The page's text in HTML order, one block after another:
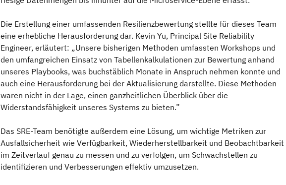
Die Erstellung einer umfassenden Resilienzbewertung stellte für dieses Team
eine erhebliche Herausforderung dar. Kevin Yu, Principal Site Reliability
Engineer, erläutert: „Unsere bisherigen Methoden umfassten Workshops und
den umfangreichen Einsatz von Tabellenkalkulationen zur Bewertung anhand
unseres Playbooks, was buchstäblich Monate in Anspruch nehmen konnte und
auch eine Herausforderung bei der Aktualisierung darstellte. Diese Methoden
waren nicht in der Lage, einen ganzheitlichen Überblick über die
Widerstandsfähigkeit unseres Systems zu bieten.”
Das SRE-Team benötigte außerdem eine Lösung, um wichtige Metriken zur
Ausfallsicherheit wie Verfügbarkeit, Wiederherstellbarkeit und Beobachtbarkeit
im Zeitverlauf genau zu messen und zu verfolgen, um Schwachstellen zu
identifizieren und Verbesserungen effektiv umzusetzen.